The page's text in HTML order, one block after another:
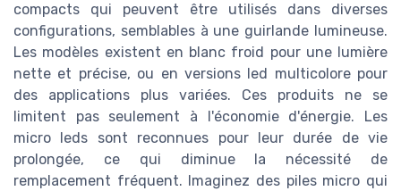
compacts qui peuvent être utilisés dans diverses
configurations, semblables à une guirlande lumineuse.
Les modèles existent en blanc froid pour une lumière
nette et précise, ou en versions led multicolore pour
des applications plus variées. Ces produits ne se
limitent pas seulement à l'économie d'énergie. Les
micro leds sont reconnues pour leur durée de vie
prolongée, ce qui diminue la nécessité de
remplacement fréquent. Imaginez des piles micro qui